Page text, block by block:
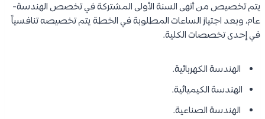
يتم تخصيص من أنهى السنة الأولى المشتركة في تخصص الهندسة-
عام، وبعد اجتياز الساعات المطلوبة في الخطة يتم تخصيصه تنافسياً
في إحدى تخصصات الكلية.
الهندسة الكهربائية.
الهندسة الكيميائية.
الهندسة الصناعية.